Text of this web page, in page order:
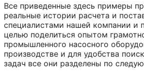
Все приведенные здесь примеры
реальные истории расчета и
специалистами нашей компании и
целью поделиться опытом
промышленного насосного
производстве и для удобства
задач все они разделены по